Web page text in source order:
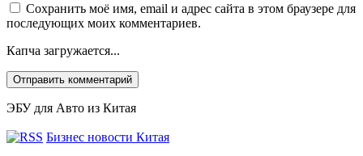
Сохранить моё имя, email и адрес сайта в этом браузере для
последующих моих комментариев.
Капча загружается...
ЭБУ для Авто из Китая
Бизнес новости Китая